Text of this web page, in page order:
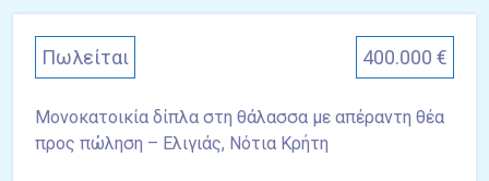
Πωλείται 400.000 €
Μονοκατοικία δίπλα στη θάλασσα με απέραντη θέα
προς πώληση – Ελιγιάς, Νότια Κρήτη